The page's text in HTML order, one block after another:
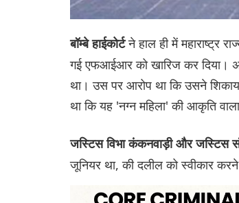
बॉम्बे हाईकोर्टने हाल ही में महाराष्ट्र
गई एफआईआर को खारिज कर दिया।
था। उस पर आरोप था कि उसने
था कि यह 'नग्न महिला' की आकृति
जस्टिस विभा कंकनवाड़ी और जस्टिस
जूनियर था, की दलील को स्वीकार